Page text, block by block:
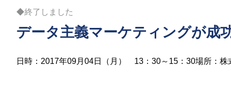
◆終了しました
データ主義マーケティングが成
日時：2017年09月04日（月） 13：30～15：30場所：株